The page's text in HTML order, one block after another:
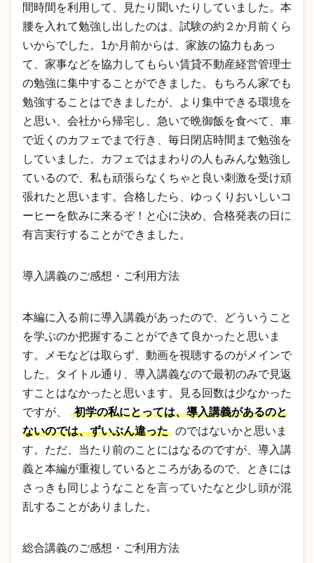
間時間を利用して、見たり聞いたりしていました。本
腰を入れて勉強し出したのは、試験の約２か月前くら
いからでした。1か月前からは、家族の協力もあっ
て、家事などを協力してもらい賃貸不動産経営管理士
の勉強に集中することができました。もちろん家でも
勉強することはできましたが、より集中できる環境を
と思い、会社から帰宅し、急いで晩御飯を食べて、車
で近くのカフェでまで行き、毎日閉店時間まで勉強を
していました。カフェではまわりの人もみんな勉強し
ているので、私も頑張らなくちゃと良い刺激を受け頑
張れたと思います。合格したら、ゆっくりおいしいコ
ーヒーを飲みに来るぞ！と心に決め、合格発表の日に
有言実行することができました。
導入講義のご感想・ご利用方法
本編に入る前に導入講義があったので、どういうこと
を学ぶのか把握することができて良かったと思いま
す。メモなどは取らず、動画を視聴するのがメインで
した。タイトル通り、導入講義なので最初のみで見返
すことはなかったと思います。見る回数は少なかった
ですが、
初学の私にとっては、導入講義があるのと
ないのでは、ずいぶん違った のではないかと思いま
す。ただ、当たり前のことにはなるのですが、導入講
義と本編が重複しているところがあるので、ときには
さっきも同じようなことを言っていたなと少し頭が混
乱することがありました。
総合講義のご感想・ご利用方法